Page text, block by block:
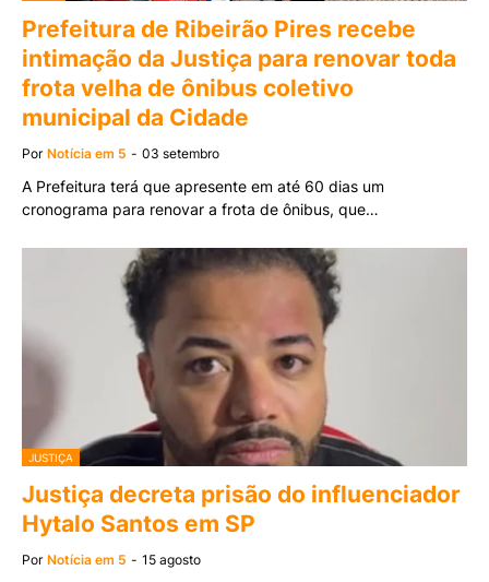
Prefeitura de Ribeirão Pires recebe
intimação da Justiça para renovar toda
frota velha de ônibus coletivo
municipal da Cidade
Por Notícia em 5 - 03 setembro
A Prefeitura terá que apresente em até 60 dias um
cronograma para renovar a frota de ônibus, que…
JUSTIÇA
Justiça decreta prisão do influenciador
Hytalo Santos em SP
Por Notícia em 5 - 15 agosto